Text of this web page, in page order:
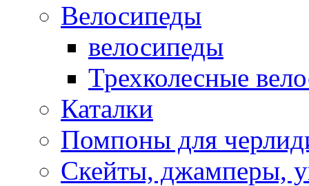
Велосипеды
велосипеды
Трехколесные
Каталки
Помпоны для
Скейты, джамперы,